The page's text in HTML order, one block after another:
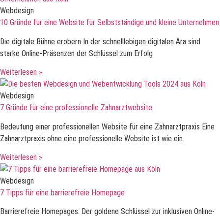
Webdesign
10 Gründe für eine Website für Selbstständige und kleine Unternehmen
Die digitale Bühne erobern In der schnelllebigen digitalen Ära sind
starke Online-Präsenzen der Schlüssel zum Erfolg
Weiterlesen »
Webdesign
7 Gründe für eine professionelle Zahnarztwebsite
Bedeutung einer professionellen Website für eine Zahnarztpraxis Eine
Zahnarztpraxis ohne eine professionelle Website ist wie ein
Weiterlesen »
Webdesign
7 Tipps für eine barrierefreie Homepage
Barrierefreie Homepages: Der goldene Schlüssel zur inklusiven Online-